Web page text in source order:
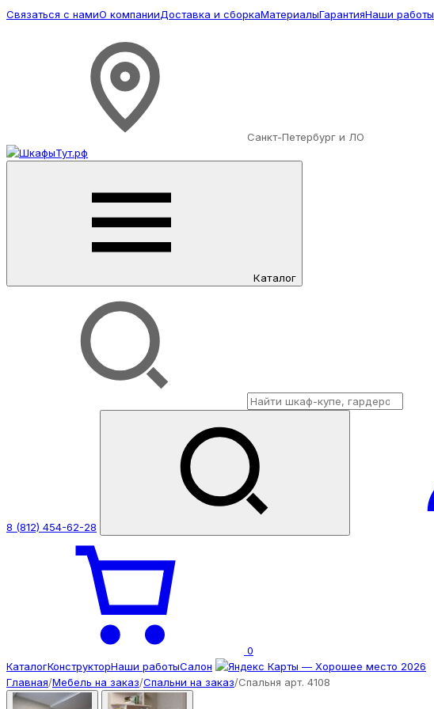
Связаться с намиО компанииДоставка и сборкаМатериалыГарантияНаши работы
Санкт-Петербург и ЛО
Каталог
8 (812) 454-62-28
0
КаталогКонструкторНаши работыСалон
Главная/Мебель на заказ/Спальни на заказ/Спальня арт. 4108